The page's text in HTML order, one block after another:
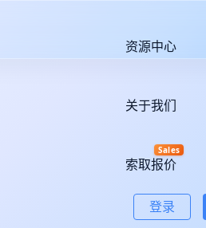
资源中心
关于我们
索取报价
Sales
登录